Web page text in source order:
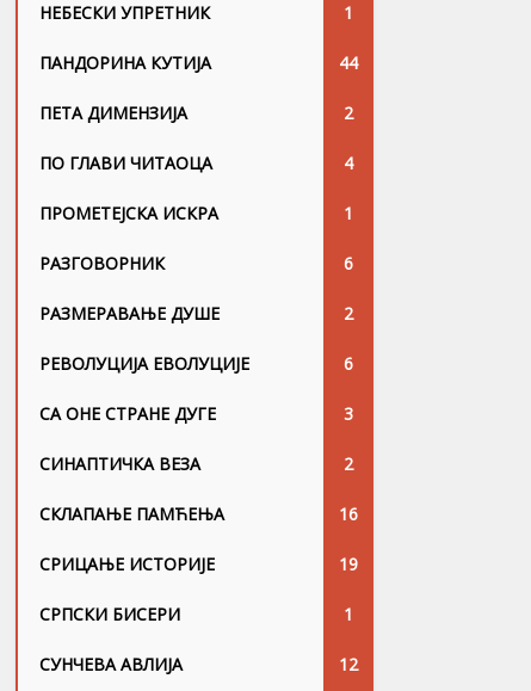
НЕБЕСКИ УПРЕТНИК 1
ПАНДОРИНА КУТИЈА 44
ПЕТА ДИМЕНЗИЈА 2
ПО ГЛАВИ ЧИТАОЦА 4
ПРОМЕТЕЈСКА ИСКРА 1
РАЗГОВОРНИК 6
РАЗМЕРАВАЊЕ ДУШЕ 2
РЕВОЛУЦИЈА ЕВОЛУЦИЈЕ 6
СА ОНЕ СТРАНЕ ДУГЕ 3
СИНАПТИЧКА ВЕЗА 2
СКЛАПАЊЕ ПАМЋЕЊА 16
СРИЦАЊЕ ИСТОРИЈЕ 19
СРПСКИ БИСЕРИ 1
СУНЧЕВА АВЛИЈА 12